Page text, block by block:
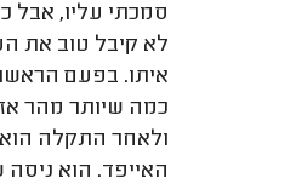
סמכתי עליו, אבל
לא קיבל טוב את
איתו. בפעם
כמה שיותר מהר
ולאחר התקלה
האייפד. הוא